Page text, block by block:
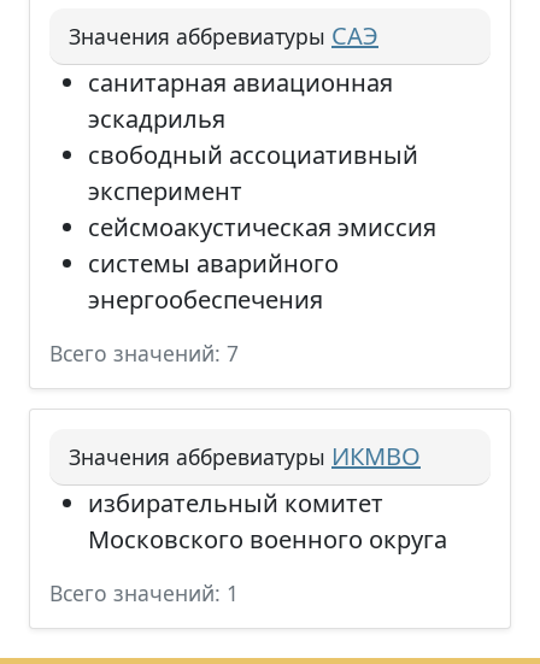
Значения аббревиатуры САЭ
санитарная авиационная
эскадрилья
свободный ассоциативный
эксперимент
сейсмоакустическая эмиссия
системы аварийного
энергообеспечения
Всего значений: 7
Значения аббревиатуры ИКМВО
избирательный комитет
Московского военного округа
Всего значений: 1